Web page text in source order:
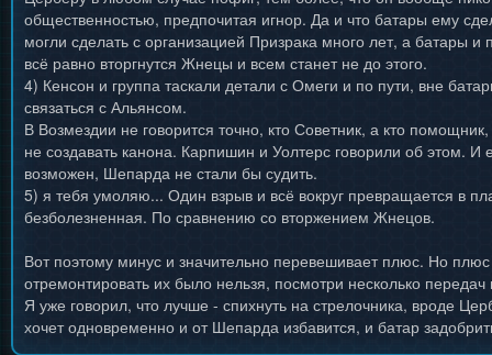
общественностью, предпочитая игнор. Да и что батары ему
могли сделать с организацией Призрака много лет, а батары
всё равно вторгнутся Жнецы и всем станет не до этого.
4) Кенсон и группа таскали детали с Омеги и по пути, вне
связаться с Альянсом.
В Возмездии не говорится точно, кто Советник, а кто
не создавать канона. Карпишин и Уолтерс говорили об этом. И
возможен, Шепарда не стали бы судить.
5) я тебя умоляю... Один взрыв и всё вокруг превращается в
безболезненная. По сравнению со вторжением Жнецов.
Вот поэтому минус и значительно перевешивает плюс. Но плюс
отремонтировать их было нельзя, посмотри несколько передач
Я уже говорил, что лучше - спихнуть на стрелочника, вроде
хочет одновременно и от Шепарда избавится, и батар